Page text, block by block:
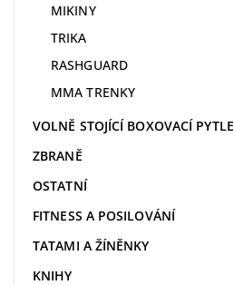
MIKINY
TRIKA
RASHGUARD
MMA TRENKY
VOLNĚ STOJÍCÍ BOXOVACÍ PYTLE
ZBRANĚ
OSTATNÍ
FITNESS A POSILOVÁNÍ
TATAMI A ŽÍNĚNKY
KNIHY